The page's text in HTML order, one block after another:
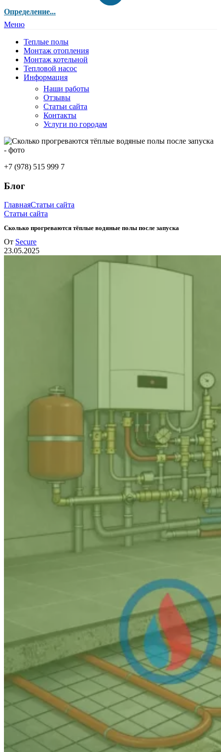
Определение...
Меню
Теплые полы
Монтаж отопления
Монтаж котельной
Тепловой насос
Информация
Наши работы
Отзывы
Статьи сайта
Контакты
Услуги по городам
+7 (978) 515 999 7
Блог
ГлавнаяСтатьи сайта
Статьи сайта
Сколько прогреваются тёплые водяные полы после запуска
От Secure
23.05.2025